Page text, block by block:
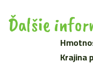
Ďalšie
Krajina